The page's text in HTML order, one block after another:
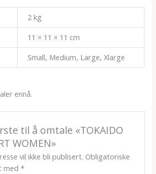
2 kg
11 × 11 × 11 cm
Small, Medium, Large, Xlarge
ennå.
til å omtale «TOKAIDO
WOMEN»
vil ikke bli publisert. Obligatoriske
med *